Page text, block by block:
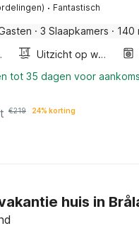
· Fantastisch
· 3 Slaapkamers · 140
Uitzicht op water
tot 35 dagen voor
€219 24% korting
huis in